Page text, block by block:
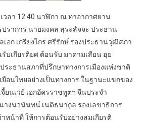
วลา 12.40 นาฬิกา ณ ท่าอากาศยาน
ราการ นายมงคล สุระสัจจะ ประธาน
อก เกรียงไกร ศรีรักษ์ รองประธานวุฒิสภา
บเกียรติยศ ต้อนรับ มาดามเสียน ฮุย
ประธานสภาที่ปรึกษาทางการเมืองแห่งชาติ
อนไทยอย่างเป็นทางการ ในฐานะแขกของ
ยนเว่ย์ เอกอัครราชทูตฯ จีนประจำ
างนวนันทน์ เนติธนากูล รองเลขาธิการ
หน้าที่ ให้การต้อนรับอย่างสมเกียรติ